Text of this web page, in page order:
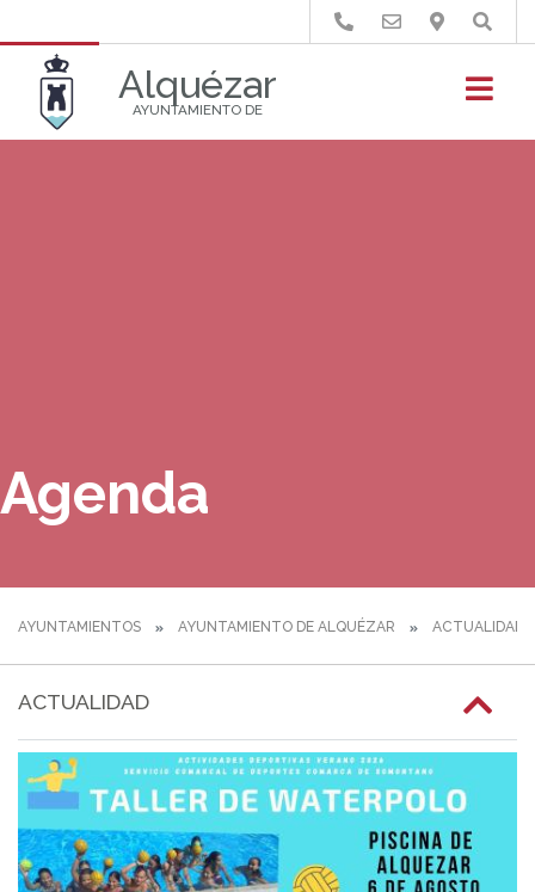
Alquézar
AYUNTAMIENTO DE
Buscar
Agenda
AYUNTAMIENTOS AYUNTAMIENTO DE ALQUÉZAR ACTUALIDAD
ACTUALIDAD